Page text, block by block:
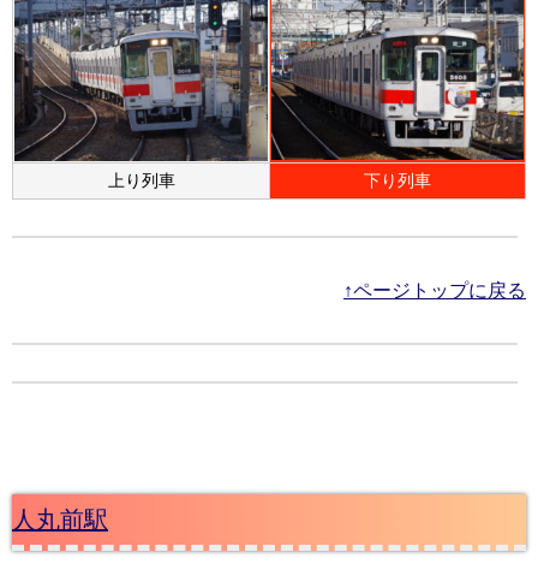
上り列車 下り列車
↑ページトップに戻る
人丸前駅